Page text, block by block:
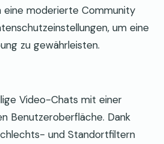
eine moderierte Community
um eine
zu gewährleisten.
Video-Chats mit einer
Benutzeroberfläche. Dank
und Standortfiltern